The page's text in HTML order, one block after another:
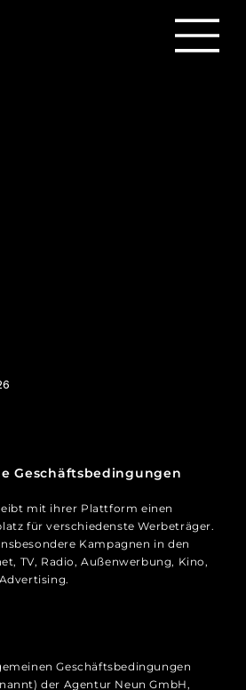
Geschäftsbedingungen
mit ihrer Plattform einen
für verschiedenste Werbeträger.
Kampagnen in den
TV, Radio, Außenwerbung, Kino,
Geschäftsbedingungen
der Agentur Neun GmbH,